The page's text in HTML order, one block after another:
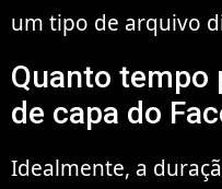
um tipo de arquivo
Quanto tempo
de capa do
Idealmente, a